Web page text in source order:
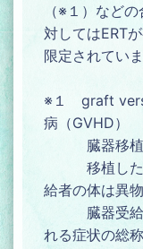
（※１）など
対してはERT
限定されていま
※１ graft
病（GVHD）
臓器移植に
移植した提
給者の体は異
臓器受給者
れる症状の総称